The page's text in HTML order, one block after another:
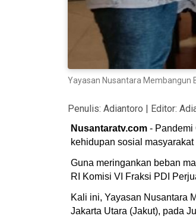
Yayasan Nusantara Membangun
Penulis: Adiantoro | Editor:
Nusantaratv.com - Pandemi
kehidupan sosial masyarakat
Guna meringankan beban
RI Komisi VI Fraksi PDI
Kali ini, Yayasan Nusantara
Jakarta Utara (Jakut), pada